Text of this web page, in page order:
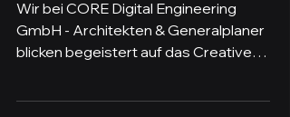
Morgen!
Wir bei CORE Digital Engineering